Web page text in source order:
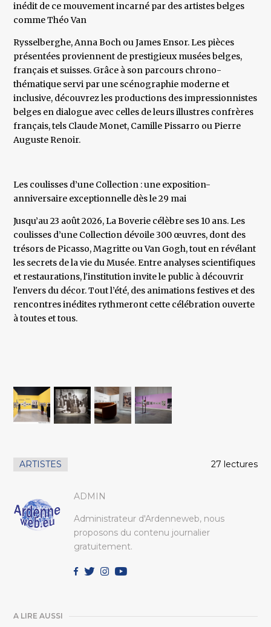
inédit de ce mouvement incarné par des artistes belges
comme Théo Van
Rysselberghe, Anna Boch ou James Ensor. Les pièces
présentées proviennent de prestigieux musées belges,
français et suisses. Grâce à son parcours chrono-
thématique servi par une scénographie moderne et
inclusive, découvrez les productions des impressionnistes
belges en dialogue avec celles de leurs illustres confrères
français, tels Claude Monet, Camille Pissarro ou Pierre
Auguste Renoir.
Les coulisses d’une Collection : une exposition-
anniversaire exceptionnelle dès le 29 mai
Jusqu’au 23 août 2026, La Boverie célèbre ses 10 ans. Les
coulisses d’une Collection dévoile 300 œuvres, dont des
trésors de Picasso, Magritte ou Van Gogh, tout en révélant
les secrets de la vie du Musée. Entre analyses scientifiques
et restaurations, l'institution invite le public à découvrir
l'envers du décor. Tout l’été, des animations festives et des
rencontres inédites rythmeront cette célébration ouverte
à toutes et tous.
ARTISTES 27 lectures
ADMIN
Administrateur d'Ardenneweb, nous
proposons du contenu journalier
gratuitement.
A LIRE AUSSI